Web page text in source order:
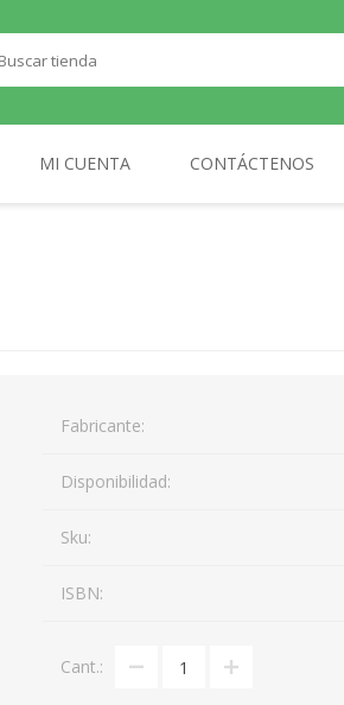
MI CUENTA CONTÁCTENOS
Fabricante:
Disponibilidad:
Sku:
ISBN:
Cant.: